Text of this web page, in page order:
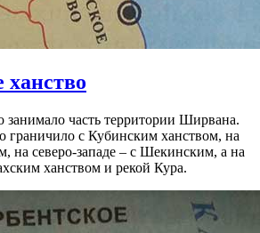
занимало часть территории Ширвана.
граничило с Кубинским ханством, на
на северо-западе – с Шекинским, а на
ханством и рекой Кура.